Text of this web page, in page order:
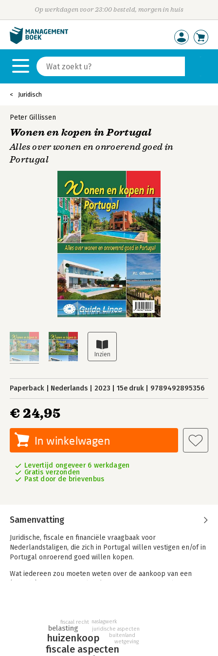
Op werkdagen voor 23:00 besteld, morgen in huis
Juridisch
Peter Gillissen
Wonen en kopen in Portugal
Alles over wonen en onroerend goed in
Portugal
Paperback Nederlands 2023 15e druk 9789492895356
€ 24,95
In winkelwagen
Levertijd ongeveer 6 werkdagen
Gratis verzonden
Past door de brievenbus
Samenvatting
Juridische, fiscale en financiële vraagbaak voor
Nederlandstaligen, die zich in Portugal willen vestigen en/of in
Portugal onroerend goed willen kopen.
Wat iedereen zou moeten weten over de aankoop van een
In dit handboek worden vrijwel alle aspecten die daarbij
komen kijken besproken.
Het begint met een inleiding over het land zelf, de
fiscale aspecten
huizenkoop
belasting
fiscaal recht naslagwerk
juridische aspecten
buitenland
wetgeving